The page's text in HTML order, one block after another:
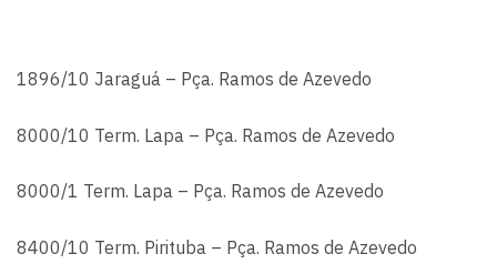
1896/10 Jaraguá – Pça. Ramos de Azevedo
8000/10 Term. Lapa – Pça. Ramos de Azevedo
8000/1 Term. Lapa – Pça. Ramos de Azevedo
8400/10 Term. Pirituba – Pça. Ramos de Azevedo